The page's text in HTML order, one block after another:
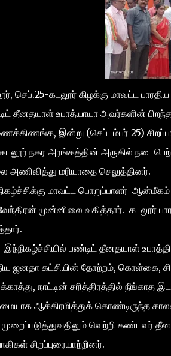
செப்.25-கடலூர் கிழக்கு மாவட்ட
தீனதயாள் உபாத்யாயா அவர்களின்
இன்று (செப்டம்பர்-25)
நகர அரங்கத்தின் அருகில் நடைபெற்ற
அணிவித்து மரியாதை செலுத்தினர்.
மாவட்ட பொறுப்பாளர் ஆன்மீகம்
முன்னிலை வகித்தார். கடலூர்
பண்டிட் தீனதயாள்
ஜனதா கட்சியின் தோற்றம், கொள்கை,
நாட்டின் சரித்திரத்தில்
ஆக்கிரமித்துக் கொண்டிருந்த
வெற்றி கண்டவர்
சிறப்புரையாற்றினர்.